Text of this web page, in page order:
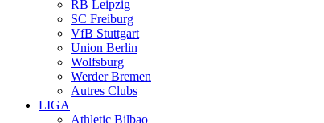
RB Leipzig
SC Freiburg
VfB Stuttgart
Union Berlin
Wolfsburg
Werder Bremen
Autres Clubs
LIGA
Athletic Bilbao